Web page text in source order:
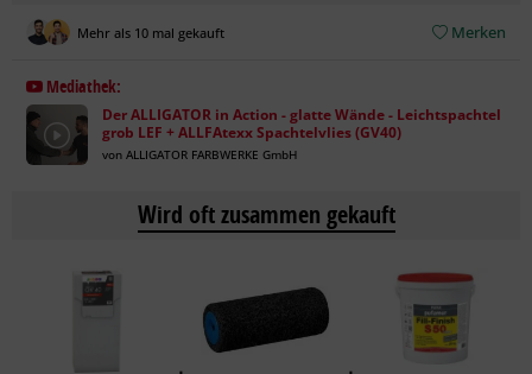
Mehr als 10 mal gekauft Merken
Mediathek:
Der ALLIGATOR in Action - glatte Wände - Leichtspachtel
grob LEF + ALLFAtexx Spachtelvlies (GV40)
von ALLIGATOR FARBWERKE GmbH
Wird oft zusammen gekauft